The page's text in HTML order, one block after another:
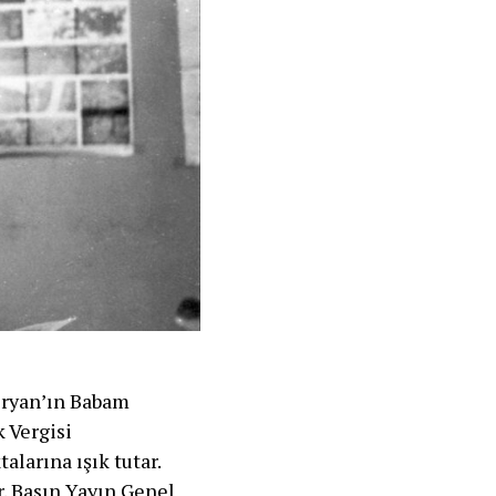
Babam
Vergisi
ışık tutar.
Yayın Genel